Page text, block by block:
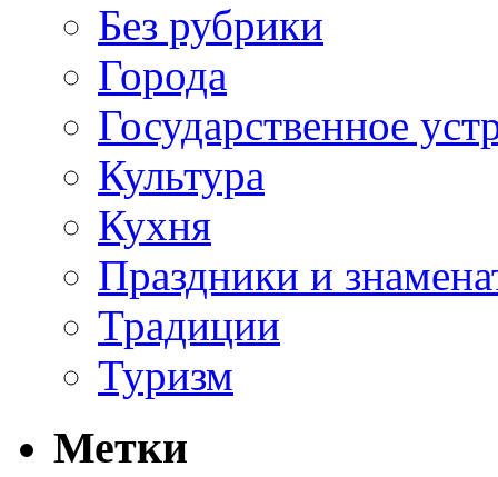
Без рубрики
Города
Государственное
Культура
Кухня
Праздники и
Традиции
Туризм
Метки